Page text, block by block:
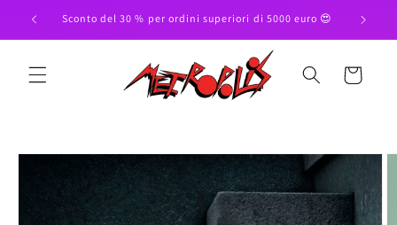
direttamente
ai contenuti
Sconto del 30 % per ordini superiori di 5000 euro 😍 Paga in
Carrello
Passa alle
informazioni